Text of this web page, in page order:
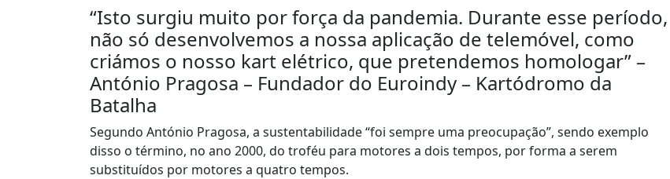
“Isto surgiu muito por força da pandemia. Durante esse período,
não só desenvolvemos a nossa aplicação de telemóvel, como
criámos o nosso kart elétrico, que pretendemos homologar” –
António Pragosa – Fundador do Euroindy – Kartódromo da
Batalha
Segundo António Pragosa, a sustentabilidade “foi sempre uma preocupação”, sendo exemplo
disso o término, no ano 2000, do troféu para motores a dois tempos, por forma a serem
substituídos por motores a quatro tempos.